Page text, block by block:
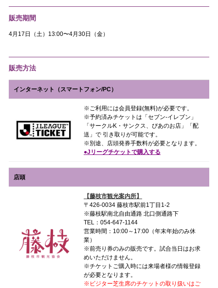
販売期間
4月17日（土）13:00〜4月30日（金）
販売方法
インターネット（スマートフォン/PC）
※ご利用には会員登録(無料)が必要です。
※予約済みチケットは「セブン-イレブン」
「サークルK・サンクス、ぴあのお店」「配
送」で 引き取りが可能です。
※別途、店頭発券手数料が必要となります。
●Jリーグチケットで購入する
店頭
【藤枝市観光案内所】
〒426-0034 藤枝市駅前1丁目1-2
※藤枝駅南北自由通路 北口側通路下
TEL：054-647-1144
営業時間：10:00～17:00（年末年始のみ休
業）
※前売り券のみの販売です。試合当日はお求
めいただけません。
※チケットご購入時には来場者様の情報登録
が必要となります。
※ビジター芝生席のチケットの取り扱いはご